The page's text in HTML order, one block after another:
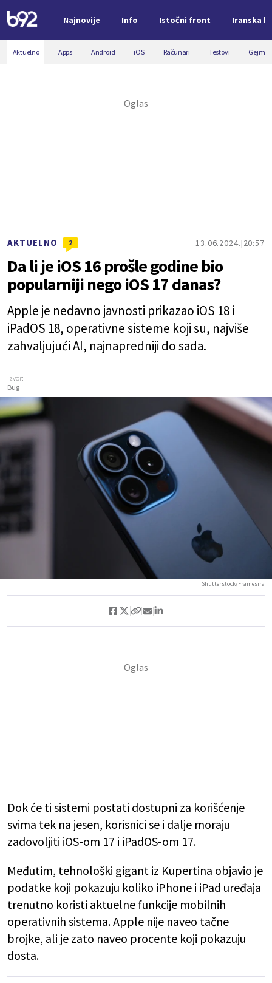
Najnovije Info Istočni front Iranska
Nova vest
Aktuelno Apps Android iOS Računari Testovi
AKTUELNO 2 13.06.2024. 20:57
Da li je iOS 16 prošle godine bio
popularniji nego iOS 17 danas?
Apple je nedavno javnosti prikazao iOS 18 i
iPadOS 18, operativne sisteme koji su, najviše
zahvaljujući AI, najnapredniji do sada.
Izvor:
Bug
Shutterstock/Framesira
Dok će ti sistemi postati dostupni za korišćenje
svima tek na jesen, korisnici se i dalje moraju
zadovoljiti iOS-om 17 i iPadOS-om 17.
Međutim, tehnološki gigant iz Kupertina objavio je
podatke koji pokazuju koliko iPhone i iPad uređaja
trenutno koristi aktuelne funkcije mobilnih
operativnih sistema. Apple nije naveo tačne
brojke, ali je zato naveo procente koji pokazuju
dosta.